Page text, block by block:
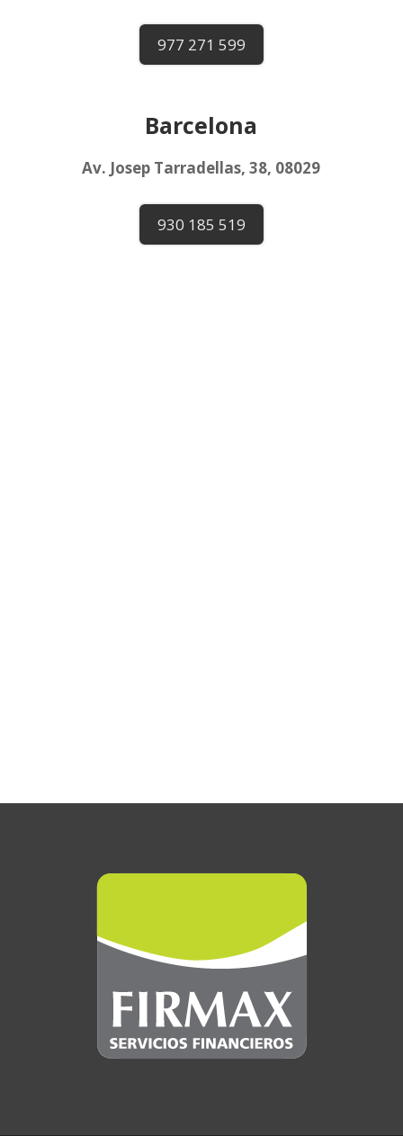
977 271 599
Barcelona
Av. Josep Tarradellas, 38, 08029
930 185 519